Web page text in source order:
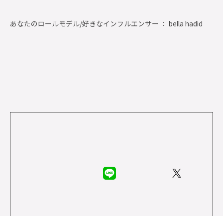
あなたのロールモデル/好きなインフルエンサー ： bella hadid